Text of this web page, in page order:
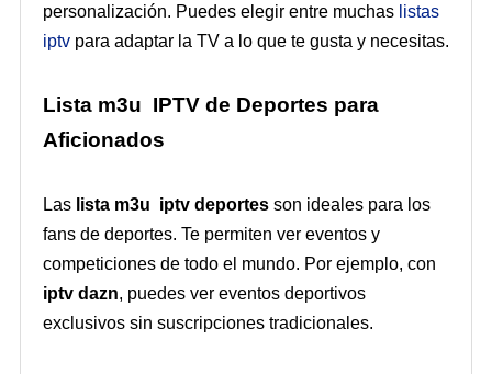
personalización. Puedes elegir entre muchas listas
iptv para adaptar la TV a lo que te gusta y necesitas.
Lista m3u IPTV de Deportes para
Aficionados
Las lista m3u iptv deportes son ideales para los
fans de deportes. Te permiten ver eventos y
competiciones de todo el mundo. Por ejemplo, con
iptv dazn, puedes ver eventos deportivos
exclusivos sin suscripciones tradicionales.